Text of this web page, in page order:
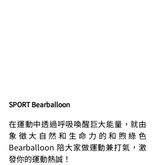
SPORT Bearballoon
在運動中透過呼吸喚醒巨大能量，就由
象徵大自然和生命力的和煦綠色
Bearballoon 陪大家做運動兼打氣，激
發你的運動熱誠！